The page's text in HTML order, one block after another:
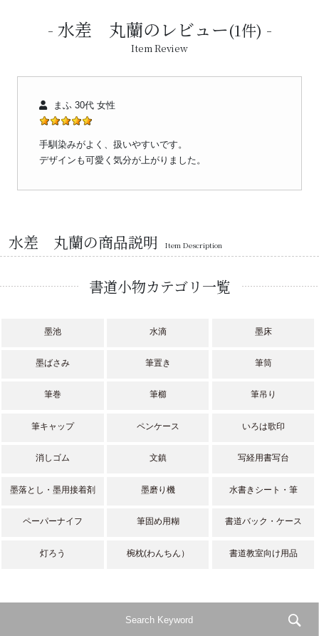
水差 丸蘭のレビュー(1件)
Item Review
まふ 30代 女性
手馴染みがよく、扱いやすいです。
デザインも可愛く気分が上がりました。
水差 丸蘭の商品説明 Item Description
書道小物カテゴリ一覧
墨池 水滴 墨床
墨ばさみ 筆置き 筆筒
筆巻 筆櫛 筆吊り
筆キャップ ペンケース いろは歌印
消しゴム 文鎮 写経用書写台
墨落とし・墨用接着剤 墨磨り機 水書きシート・筆
ペーパーナイフ 筆固め用糊 書道バック・ケース
灯ろう 椀枕(わんちん） 書道教室向け用品